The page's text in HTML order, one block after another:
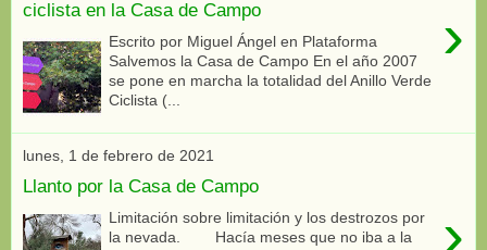
ciclista en la Casa de Campo
›
Escrito por Miguel Ángel en Plataforma
Salvemos la Casa de Campo En el año 2007
se pone en marcha la totalidad del Anillo Verde
Ciclista (...
lunes, 1 de febrero de 2021
Llanto por la Casa de Campo
Limitación sobre limitación y los destrozos por
la nevada. Hacía meses que no iba a la